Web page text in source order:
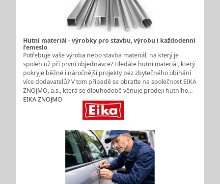
Hutní materiál - výrobky pro stavbu, výrobu i každodenní
řemeslo
Potřebuje vaše výroba nebo stavba materiál, na který je
spoleh už při první objednávce? Hledáte hutní materiál, který
pokryje běžné i náročnější projekty bez zbytečného obíhání
více dodavatelů? V tom případě se obraťte na společnost EIKA
ZNOJMO, a.s., která se dlouhodobě věnuje prodeji hutního…
EIKA ZNOJMO